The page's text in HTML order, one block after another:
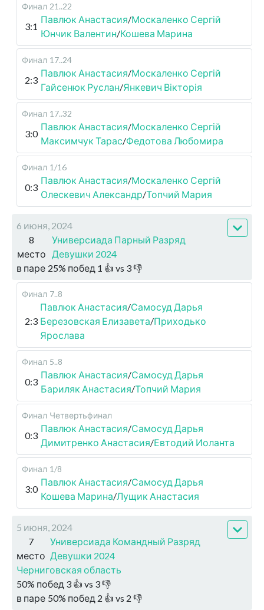
Финал 21..22
3:1
Павлюк Анастасия/Москаленко Сергій
Юнчик Валентин/Кошева Марина
Финал 17..24
2:3
Павлюк Анастасия/Москаленко Сергій
Гайсенюк Руслан/Янкевич Вікторія
Финал 17..32
3:0
Павлюк Анастасия/Москаленко Сергій
Максимчук Тарас/Федотова Любомира
Финал 1/16
0:3
Павлюк Анастасия/Москаленко Сергій
Олескевич Александр/Топчий Мария
6 июня, 2024
8
место
Универсиада Парный Разряд
Девушки 2024
в паре 25% побед 1 👍 vs 3👎
Финал 7..8
2:3
Павлюк Анастасия/Самосуд Дарья
Березовская Елизавета/Приходько
Ярослава
Финал 5..8
0:3
Павлюк Анастасия/Самосуд Дарья
Бариляк Анастасия/Топчий Мария
Финал Четвертьфинал
0:3
Павлюк Анастасия/Самосуд Дарья
Димитренко Анастасия/Евтодий Иоланта
Финал 1/8
3:0
Павлюк Анастасия/Самосуд Дарья
Кошева Марина/Лущик Анастасия
5 июня, 2024
7
место
Универсиада Командный Разряд
Девушки 2024
Черниговская область
50% побед 3 👍 vs 3👎
в паре 50% побед 2 👍 vs 2 👎